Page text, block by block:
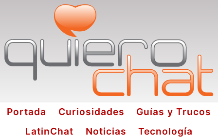
Portada Curiosidades
Guías y Trucos
LatinChat
Noticias
Tecnología